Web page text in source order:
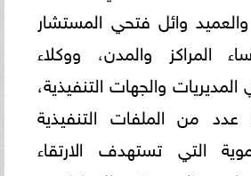
وائل فتحي المستشار
المراكز والمدن، ووكلاء
المديريات والجهات التنفيذية،
من الملفات التنفيذية
التي تستهدف الارتقاء